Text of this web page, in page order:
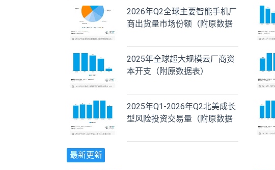
2026年Q2全球主要智能手机厂
商出货量市场份额（附原数据
2025年全球超大规模云厂商资
本开支（附原数据表） ​​​
2025年Q1-2026年Q2北美成长
型风险投资交易量（附原数据
最新更新